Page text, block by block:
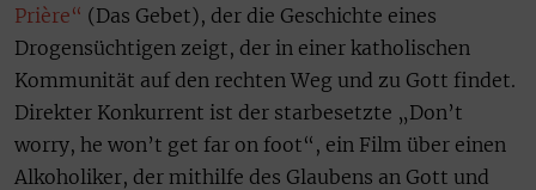
Prière“ (Das Gebet), der die Geschichte eines
Drogensüchtigen zeigt, der in einer katholischen
Kommunität auf den rechten Weg und zu Gott findet.
Direkter Konkurrent ist der starbesetzte „Don’t
worry, he won’t get far on foot“, ein Film über einen
Alkoholiker, der mithilfe des Glaubens an Gott und